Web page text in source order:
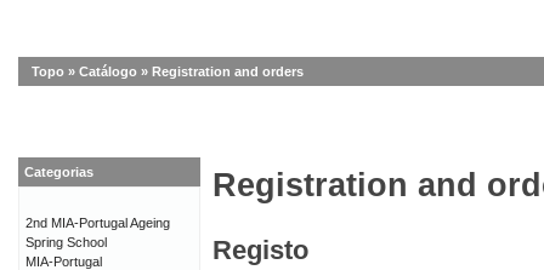
Topo » Catálogo » Registration and orders
Registration and
Registo
Categorias
2nd MIA-Portugal Ageing
Spring School
MIA-Portugal